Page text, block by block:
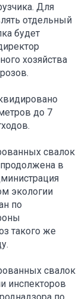
Для
отдельный
будет
хозяйства
до 7
свалок
продолжена в
экологии
по
такого же
свалок
инспекторов